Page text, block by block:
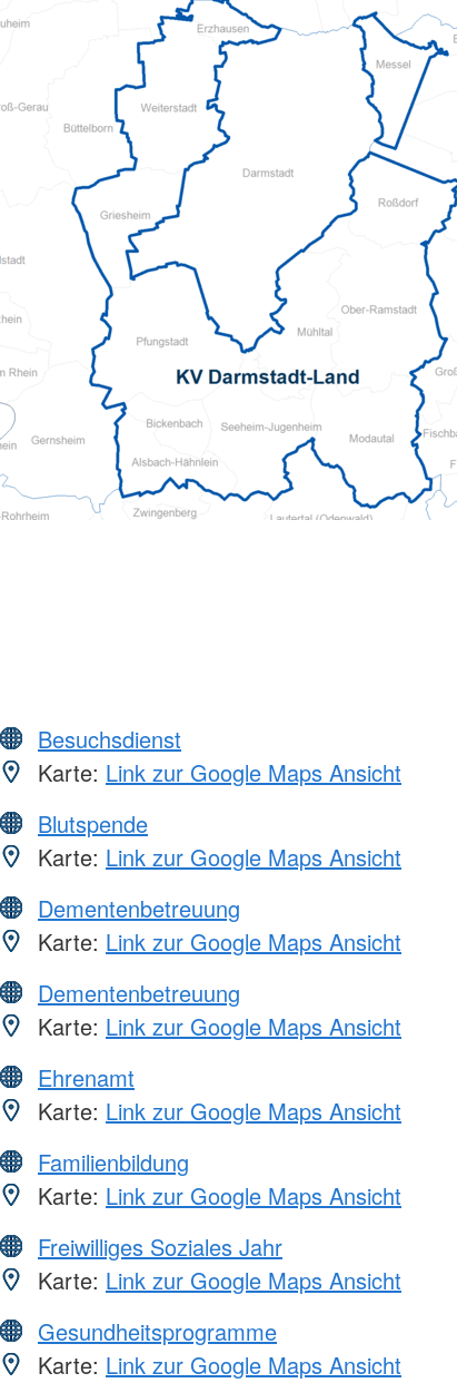
Besuchsdienst
Karte: Link zur Google Maps Ansicht
Blutspende
Karte: Link zur Google Maps Ansicht
Dementenbetreuung
Karte: Link zur Google Maps Ansicht
Dementenbetreuung
Karte: Link zur Google Maps Ansicht
Ehrenamt
Karte: Link zur Google Maps Ansicht
Familienbildung
Karte: Link zur Google Maps Ansicht
Freiwilliges Soziales Jahr
Karte: Link zur Google Maps Ansicht
Gesundheitsprogramme
Karte: Link zur Google Maps Ansicht